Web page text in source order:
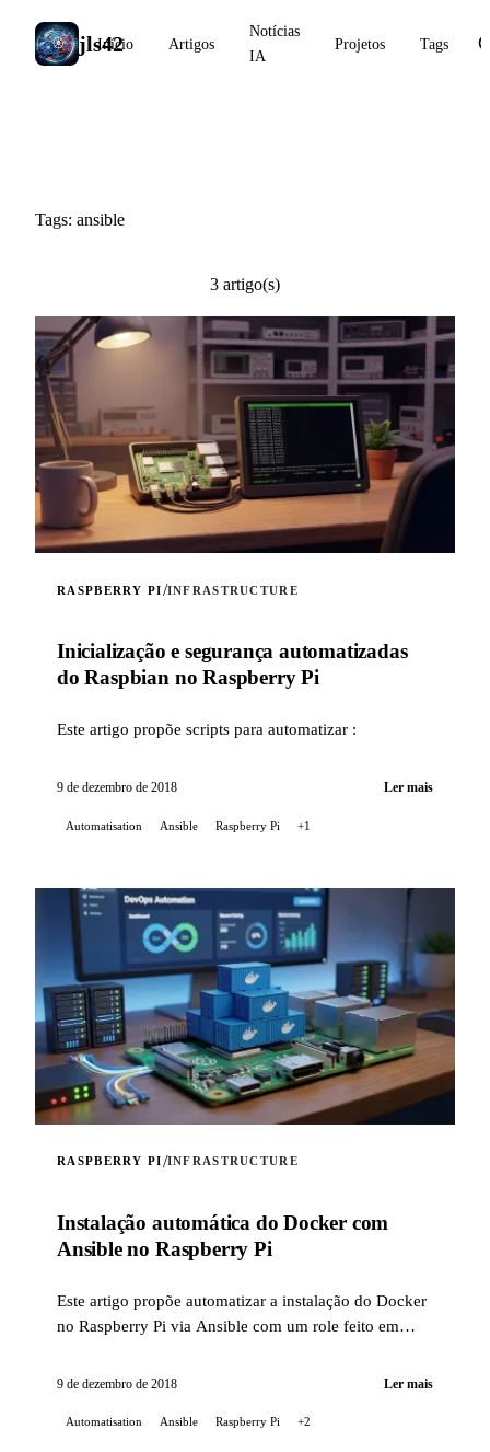
jls42
Início Artigos
Notícias
IA
Projetos Tags
Tags: ansible
3 artigo(s)
RASPBERRY PI/INFRASTRUCTURE
Inicialização e segurança automatizadas
do Raspbian no Raspberry Pi
Este artigo propõe scripts para automatizar :
9 de dezembro de 2018 Ler mais
Automatisation Ansible Raspberry Pi +1
RASPBERRY PI/INFRASTRUCTURE
Instalação automática do Docker com
Ansible no Raspberry Pi
Este artigo propõe automatizar a instalação do Docker
no Raspberry Pi via Ansible com um role feito em
9 de dezembro de 2018 Ler mais
Automatisation Ansible Raspberry Pi +2